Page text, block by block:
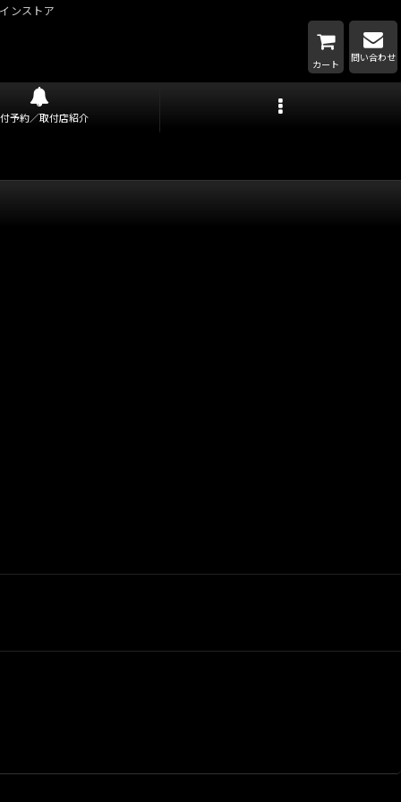
ンストア
カート
問い合わせ
予約／取付店紹介